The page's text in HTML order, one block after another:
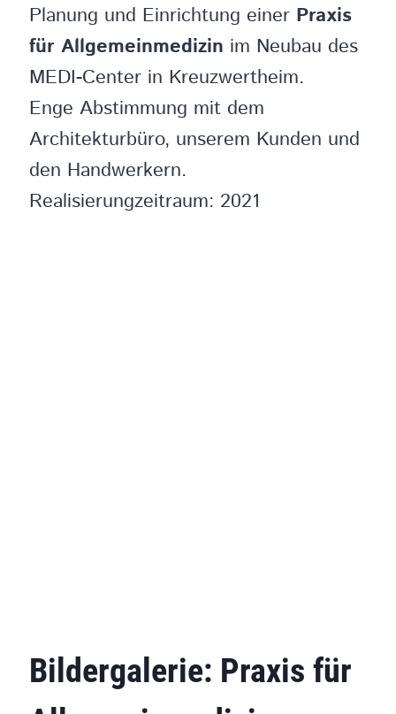
Planung und Einrichtung einer Praxis
für Allgemeinmedizin im Neubau des
MEDI-Center in Kreuzwertheim.
Enge Abstimmung mit dem
Architekturbüro, unserem Kunden und
den Handwerkern.
Realisierungzeitraum: 2021
Bildergalerie: Praxis für